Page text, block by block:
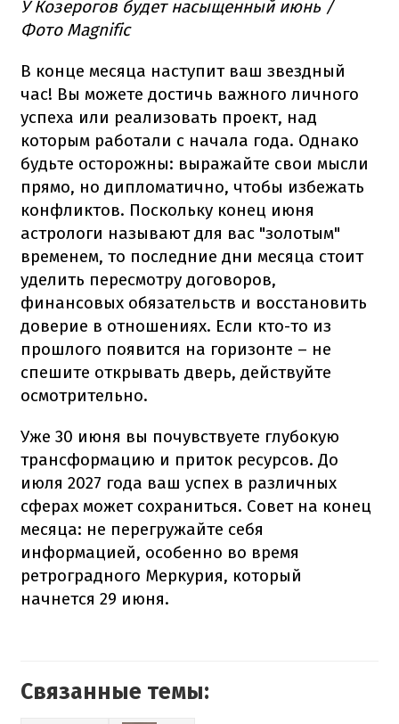
У Козерогов будет насыщенный июнь /
Фото Magnific
В конце месяца наступит ваш звездный
час! Вы можете достичь важного личного
успеха или реализовать проект, над
которым работали с начала года. Однако
будьте осторожны: выражайте свои мысли
прямо, но дипломатично, чтобы избежать
конфликтов. Поскольку конец июня
астрологи называют для вас "золотым"
временем, то последние дни месяца стоит
уделить пересмотру договоров,
финансовых обязательств и восстановить
доверие в отношениях. Если кто-то из
прошлого появится на горизонте – не
спешите открывать дверь, действуйте
осмотрительно.
Уже 30 июня вы почувствуете глубокую
трансформацию и приток ресурсов. До
июля 2027 года ваш успех в различных
сферах может сохраниться. Совет на конец
месяца: не перегружайте себя
информацией, особенно во время
ретроградного Меркурия, который
начнется 29 июня.
Связанные темы: